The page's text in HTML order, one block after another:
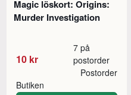
Magic löskort: Origins:
Murder Investigation
10 kr
7 på
postorder
Butiken
Postorder